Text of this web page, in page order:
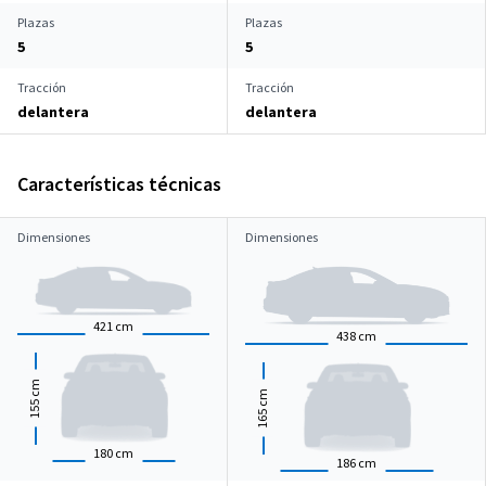
Plazas
5
Plazas
5
Tracción
delantera
Tracción
delantera
Características técnicas
Dimensiones
421 cm
180 cm
155
cm
Dimensiones
438 cm
186 cm
165
cm